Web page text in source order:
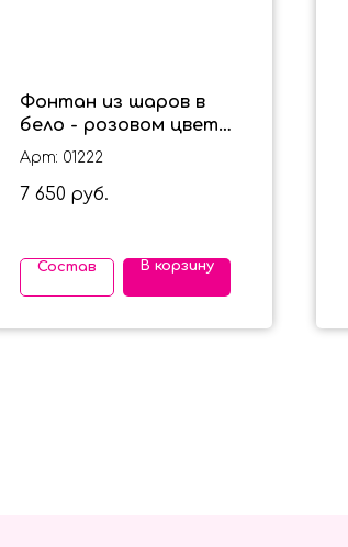
Фонтан из шаров в
бело - розовом цвете
"София" для девочки
Арт: 01222
7 650 руб.
Состав В корзину